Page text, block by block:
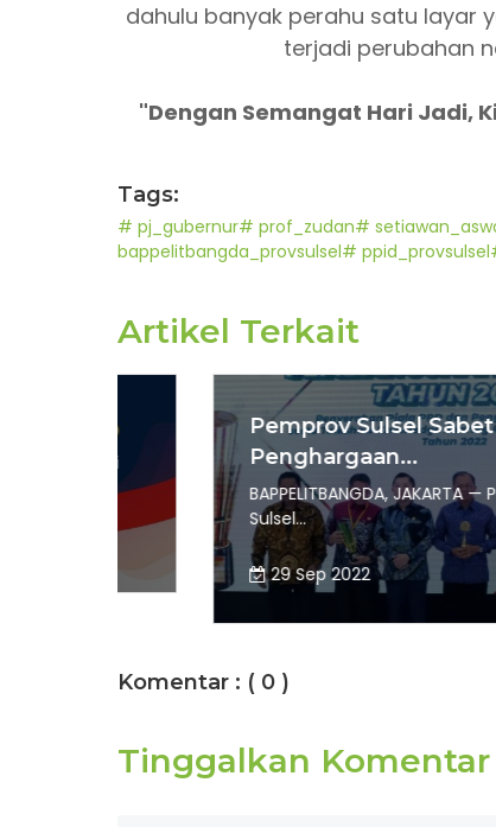
dahulu banyak perahu satu layar
terjadi perubahan
"Dengan Semangat Hari Jadi,
Tags:
# pj_gubernur# prof_zudan#
bappelitbangda_provsulsel# ppid_provsulsel
Artikel Terkait
Pemprov Sulsel Sabet Dua
Penghargaan...
BAPPELITBANGDA, JAKARTA —
Sulsel...
29 Sep 2022
Komentar : ( 0 )
Tinggalkan Komentar